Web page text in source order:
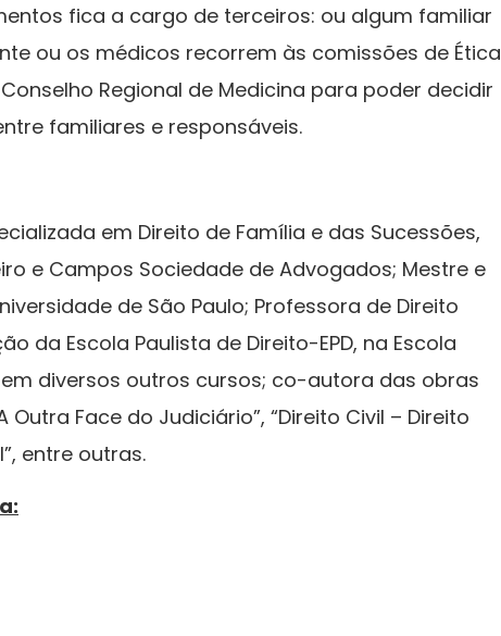
fica a cargo de terceiros: ou algum familiar
ou os médicos recorrem às comissões de Ética
Regional de Medicina para poder decidir
familiares e responsáveis.
em Direito de Família e das Sucessões,
e Campos Sociedade de Advogados; Mestre e
de São Paulo; Professora de Direito
da Escola Paulista de Direito-EPD, na Escola
em diversos outros cursos; co-autora das obras
Outra Face do Judiciário”, “Direito Civil – Direito
entre outras.